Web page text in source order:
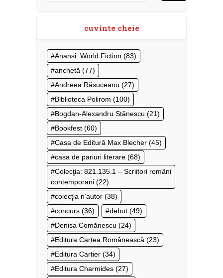
cuvinte cheie
Anansi. World Fiction (83)
anchetă (77)
Andreea Răsuceanu (27)
Biblioteca Polirom (100)
Bogdan-Alexandru Stănescu (21)
Bookfest (60)
Casa de Editură Max Blecher (45)
casa de pariuri literare (68)
Colecţia: 821.135.1 – Scriitori români
contemporani (22)
colecţia n’autor (38)
concurs (36) debut (49)
Denisa Comănescu (24)
Editura Cartea Românească (23)
Editura Cartier (34)
Editura Charmides (27)